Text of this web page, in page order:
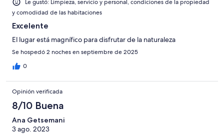
Le gustó: Limpieza, servicio y personal, condiciones de la propiedad
y comodidad de las habitaciones
Excelente
El lugar está magnífico para disfrutar de la naturaleza
Se hospedó 2 noches en septiembre de 2025
0
Opinión verificada
8/10 Buena
Ana Getsemani
3 ago. 2023